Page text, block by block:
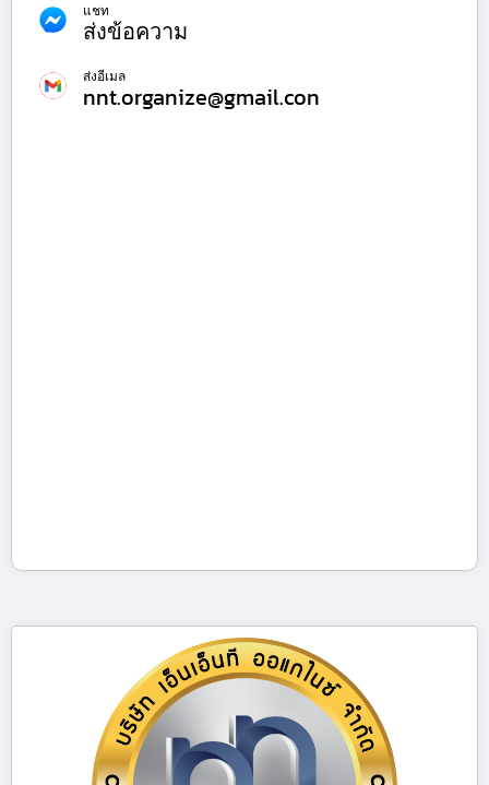
แชท
ส่งข้อความ
ส่งอีเมล
nnt.organize@gmail.con